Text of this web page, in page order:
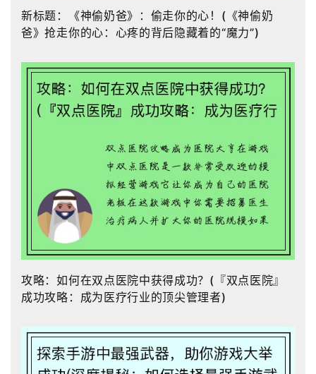
新标题：《神偷奶爸》：偷走你的心！(《神偷奶
爸》抢走你的心：心疼的背后隐藏着的“魔力”)
攻略：如何在双点医院中获得成功？(『双点医院』
成功攻略：成为医疗行业的顶尖管理者)